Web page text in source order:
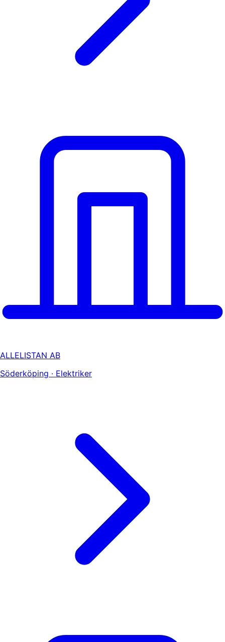
ALLELISTAN AB
Söderköping · Elektriker